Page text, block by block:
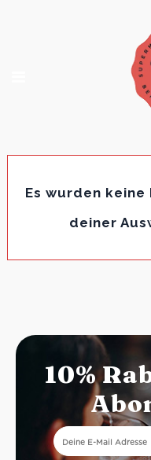
Es wurden
deiner
10%